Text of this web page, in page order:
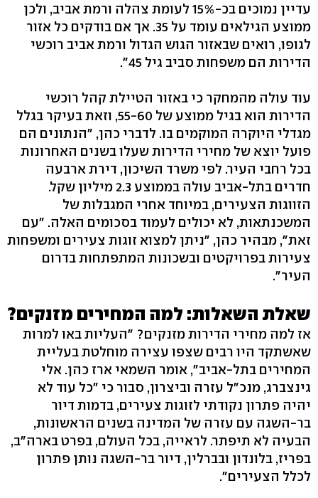
עדיין נמוכים בכ-15% לעומת צהלה ורמת אביב, ולכן
ממוצע הגילאים עומד על 35. אך אם בודקים כל אזור
לגופו, רואים שבאזור הגוש הגדול ורמת אביב רוכשי
הדירות הם משפחות סביב גיל 45".
עוד עולה מהמחקר כי באזור הטיילת קהל רוכשי
הדירות הוא בגיל ממוצע של 55-60, וזאת בעיקר בגלל
מגדלי היוקרה המוקמים בו. לדברי כהן, "הנתונים הם
פועל יוצא של מחירי הדירות שעלו בשנים האחרונות
בכל רחבי העיר. לפי משרד השיכון, דירת ארבעה
חדרים בתל-אביב עולה בממוצע 2.3 מיליון שקל.
הזווגות הצעירים, במיוחד אחרי המגבלות של
המשכנתאות, לא יכולים לעמוד בסכומים האלה. "עם
זאת", מבהיר כהן, "ניתן למצוא זוגות צעירים ומשפחות
צעירות בפרויקטים ובשכונות המתפתחות בדרום
העיר".
שאלת השאלות: למה המחירים מזנקים?
אז למה מחירי הדירות מזנקים? "העליות באו למרות
שאשתקד היו רבים שצפו עצירה מוחלטת בעליית
המחירים בתל-אביב‭,"‬ אומר השמאי ארז כהן. אלי
גינצברג, מנכ"ל עזרה וביצרון, סבור כי "כל עוד לא
יהיה פתרון נקודתי לזוגות צעירים, בדמות דיור
בר-השגה עם עזרה של המדינה בשנים הראשונות,
הבעיה לא תיפתר. לראייה, בכל העולם, בפרט בארה"ב,
בפריז, בלונדון ובברלין, דיור בר-השגה נותן פתרון
לכלל הצעירים".